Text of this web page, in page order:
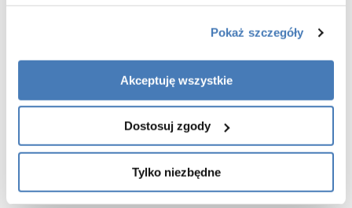
Pokaż szczegóły
Akceptuję wszystkie
Dostosuj zgody
Tylko niezbędne
nalewającej się wody.
Dzięki tej konstrukcji wanna jest bardzo mocna i potrafi bez
problemu utrzymać ciężar nawet do 600 kg.
Wanna akrylowa nie absorbuje temperatury otoczenia, przez co
zawsze jest przyjemna i ciepła przy zetknięciu z ciałem.
Powłoka ochronna wanny.